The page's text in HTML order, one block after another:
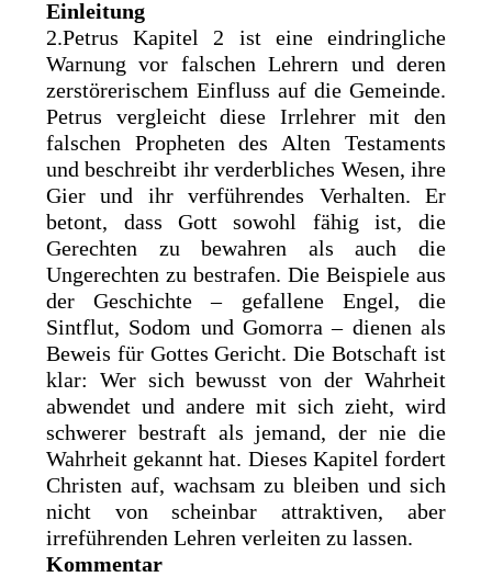
Einleitung
2.Petrus Kapitel 2 ist eine eindringliche
Warnung vor falschen Lehrern und deren
zerstörerischem Einfluss auf die Gemeinde.
Petrus vergleicht diese Irrlehrer mit den
falschen Propheten des Alten Testaments
und beschreibt ihr verderbliches Wesen, ihre
Gier und ihr verführendes Verhalten. Er
betont, dass Gott sowohl fähig ist, die
Gerechten zu bewahren als auch die
Ungerechten zu bestrafen. Die Beispiele aus
der Geschichte – gefallene Engel, die
Sintflut, Sodom und Gomorra – dienen als
Beweis für Gottes Gericht. Die Botschaft ist
klar: Wer sich bewusst von der Wahrheit
abwendet und andere mit sich zieht, wird
schwerer bestraft als jemand, der nie die
Wahrheit gekannt hat. Dieses Kapitel fordert
Christen auf, wachsam zu bleiben und sich
nicht von scheinbar attraktiven, aber
irreführenden Lehren verleiten zu lassen.
Kommentar